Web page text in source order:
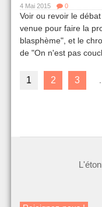
4 Mai 2015 0
Voir ou revoir le
venue pour faire la
blasphème", et le
de "On n'est pas
1 2 3